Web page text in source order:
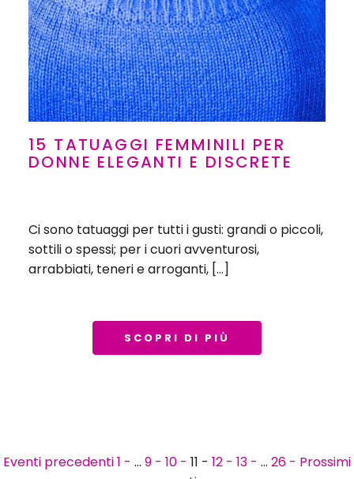
15 TATUAGGI FEMMINILI PER
DONNE ELEGANTI E DISCRETE
Ci sono tatuaggi per tutti i gusti: grandi o piccoli,
sottili o spessi; per i cuori avventurosi,
arrabbiati, teneri e arroganti, […]
SCOPRI DI PIÙ
Eventi precedenti1 - … 9 - 10 - 11 - 12 - 13 - … 26 - Prossimi